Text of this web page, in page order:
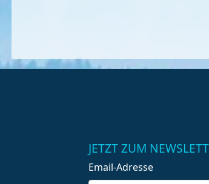
JETZT ZUM
Email-Adresse